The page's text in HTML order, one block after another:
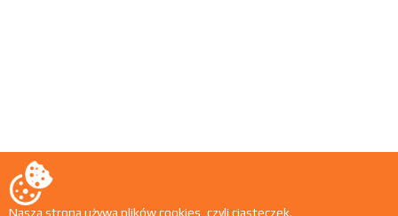
Nasza strona używa plików cookies, czyli ciasteczek.